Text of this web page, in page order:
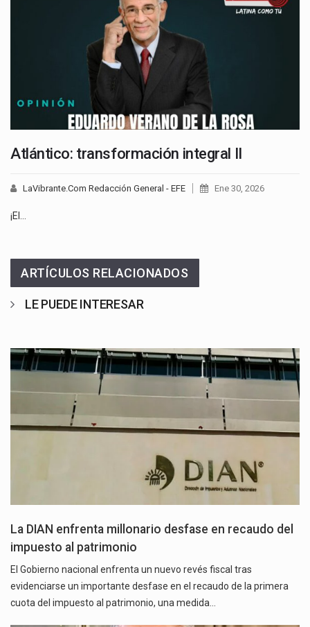
Atlántico: transformación integral II
LaVibrante.Com Redacción General - EFE Ene 30, 2026
¡El…
ARTÍCULOS RELACIONADOS
LE PUEDE INTERESAR
La DIAN enfrenta millonario desfase en recaudo del
impuesto al patrimonio
El Gobierno nacional enfrenta un nuevo revés fiscal tras
evidenciarse un importante desfase en el recaudo de la primera
cuota del impuesto al patrimonio, una medida…